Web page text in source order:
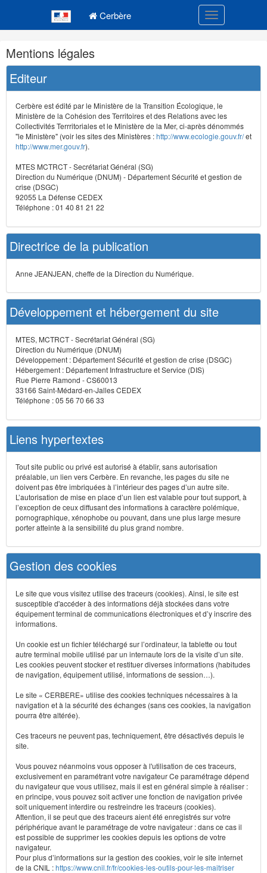
Cerbère Toggle
Navigation
et
outils
annexes
Mentions légales
Editeur
Cerbère est édité par le Ministère de la Transition Écologique, le
Ministère de la Cohésion des Territoires et des Relations avec les
Collectivités Terrritoriales et le Ministère de la Mer, ci-après dénommés
"le Ministère" (voir les sites des Ministères :http://www.ecologie.gouv.fr/et
http://www.mer.gouv.fr).
MTES MCTRCT - Secrétariat Général (SG)
Direction du Numérique (DNUM) - Département Sécurité et gestion de
crise (DSGC)
92055 La Défense CEDEX
Téléphone : 01 40 81 21 22
Directrice de la publication
Anne JEANJEAN, cheffe de la Direction du Numérique.
Développement et hébergement du site
MTES, MCTRCT - Secrétariat Général (SG)
Direction du Numérique (DNUM)
Développement : Département Sécurité et gestion de crise (DSGC)
Hébergement : Département Infrastructure et Service (DIS)
Rue Pierre Ramond - CS60013
33166 Saint-Médard-en-Jalles CEDEX
Téléphone : 05 56 70 66 33
Liens hypertextes
Tout site public ou privé est autorisé à établir, sans autorisation
préalable, un lien vers Cerbère. En revanche, les pages du site ne
doivent pas être imbriquées à l’intérieur des pages d’un autre site.
L’autorisation de mise en place d’un lien est valable pour tout support, à
l’exception de ceux diffusant des informations à caractère polémique,
pornographique, xénophobe ou pouvant, dans une plus large mesure
porter atteinte à la sensibilité du plus grand nombre.
Gestion des cookies
Le site que vous visitez utilise des traceurs (cookies). Ainsi, le site est
susceptible d'accéder à des informations déjà stockées dans votre
équipement terminal de communications électroniques et d’y inscrire des
informations.
Un cookie est un fichier téléchargé sur l’ordinateur, la tablette ou tout
autre terminal mobile utilisé par un internaute lors de la visite d’un site.
Les cookies peuvent stocker et restituer diverses informations (habitudes
de navigation, équipement utilisé, informations de session…).
Le site « CERBERE» utilise des cookies techniques nécessaires à la
navigation et à la sécurité des échanges (sans ces cookies, la navigation
pourra être altérée).
Ces traceurs ne peuvent pas, techniquement, être désactivés depuis le
site.
Vous pouvez néanmoins vous opposer à l'utilisation de ces traceurs,
exclusivement en paramétrant votre navigateur Ce paramétrage dépend
du navigateur que vous utilisez, mais il est en général simple à réaliser :
en principe, vous pouvez soit activer une fonction de navigation privée
soit uniquement interdire ou restreindre les traceurs (cookies).
Attention, il se peut que des traceurs aient été enregistrés sur votre
périphérique avant le paramétrage de votre navigateur : dans ce cas il
est possible de supprimer les cookies depuis les options de votre
navigateur.
Pour plus d’informations sur la gestion des cookies, voir le site internet
de la CNIL :https://www.cnil.fr/fr/cookies-les-outils-pour-les-maitriser